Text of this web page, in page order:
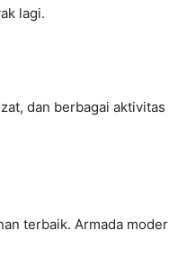
lagi.
dan berbagai
terbaik. Armada